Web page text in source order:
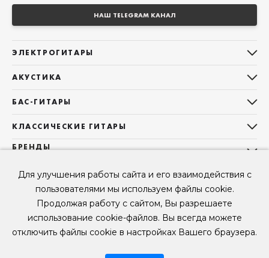
Для улучшения работы сайта и его взаимодействия с
пользователями мы используем файлы cookie.
Продолжая работу с сайтом, Вы разрешаете
использование cookie-файлов. Вы всегда можете
отключить файлы cookie в настройках Вашего браузера.
НАШ TELEGRAM КАНАЛ
ЭЛЕКТРОГИТАРЫ
Telecaster
Les Paul
Superstrat
АКУСТИКА
Фолки (ОМ, 000, 00)
Гранд Аудиториум
Б/У, уцененные гитары
БАС-ГИТАРЫ
Precision Bass
Б/У, уцененные гитары
КЛАССИЧЕСКИЕ ГИТАРЫ
Все классические гитары
Б/У, уцененные гитары
БРЕНДЫ
Sigma Guitars
Enya Guitars
Fender
Gibson
Контакты
Мы в Telegram
Мы в ВК
Мы в YouTube